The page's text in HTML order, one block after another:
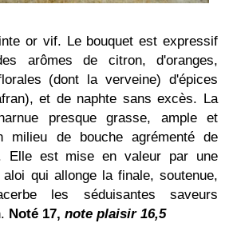
or vif. Le bouquet est expressif
arômes de citron, d'oranges,
(dont la verveine) d'épices
et de naphte sans excès. La
presque grasse, ample et
milieu de bouche agrémenté de
Elle est mise en valeur par une
qui allonge la finale, soutenue,
les séduisantes saveurs
Noté 17, note plaisir 16,5